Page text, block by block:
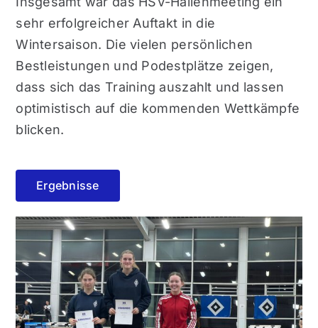
sehr erfolgreicher Auftakt in die
Wintersaison. Die vielen persönlichen
Bestleistungen und Podestplätze zeigen,
dass sich das Training auszahlt und lassen
optimistisch auf die kommenden Wettkämpfe
blicken.
Ergebnisse